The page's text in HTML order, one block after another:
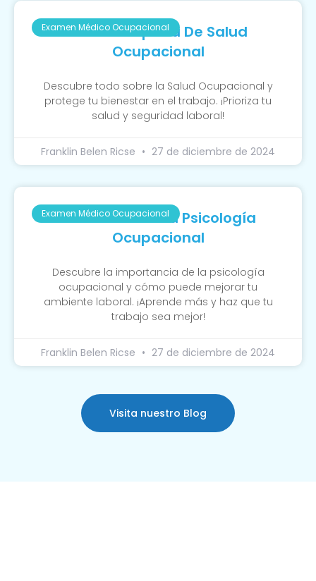
Examen Médico Ocupacional
Guía Completa De Salud
Ocupacional
Descubre todo sobre la Salud Ocupacional y
protege tu bienestar en el trabajo. ¡Prioriza tu
salud y seguridad laboral!
Franklin Belen Ricse 27 de diciembre de 2024
Examen Médico Ocupacional
La Función De La Psicología
Ocupacional
Descubre la importancia de la psicología
ocupacional y cómo puede mejorar tu
ambiente laboral. ¡Aprende más y haz que tu
trabajo sea mejor!
Franklin Belen Ricse 27 de diciembre de 2024
Visita nuestro Blog